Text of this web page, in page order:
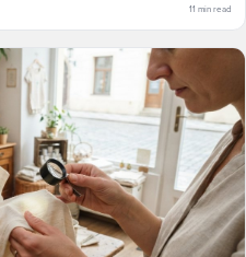
11 min read